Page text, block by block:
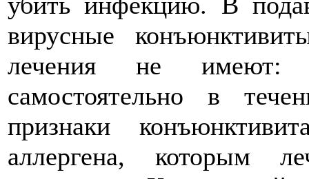
вирусные
лечения не имеют:
самостоятельно в
признаки
аллергена, которым